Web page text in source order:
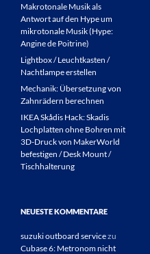
Makrotonale Musik als
Antwort auf den Hype um
mikrotonale Musik (Hype:
Angine de Poitrine)
Lightbox / Leuchtkasten /
Nachtlampe erstellen
Mechanik: Übersetzung von
Zahnrädern berechnen
IKEA Skådis Hack: Skadis
Lochplatten ohne Bohren mit
3D-Druck von MakerWorld
befestigen / Desk Mount /
Tischhalterung
NEUESTE KOMMENTARE
suzuki outboard servicezu
Cubase 6: Metronom nicht